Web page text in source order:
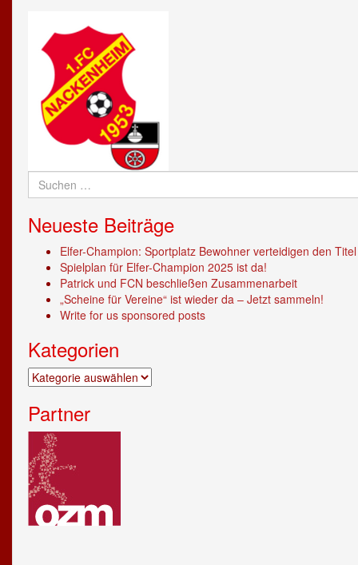
Facebook
anzeigen
FC_NACKENHEIM1953
Instagram
anzeigen
Suchen
nach:
Neueste Beiträge
Elfer-Champion: Sportplatz Bewohner verteidigen den Titel
Spielplan für Elfer-Champion 2025 ist da!
Patrick und FCN beschließen Zusammenarbeit
„Scheine für Vereine“ ist wieder da – Jetzt sammeln!
Write for us sponsored posts
Kategorien
Kategorien
Partner